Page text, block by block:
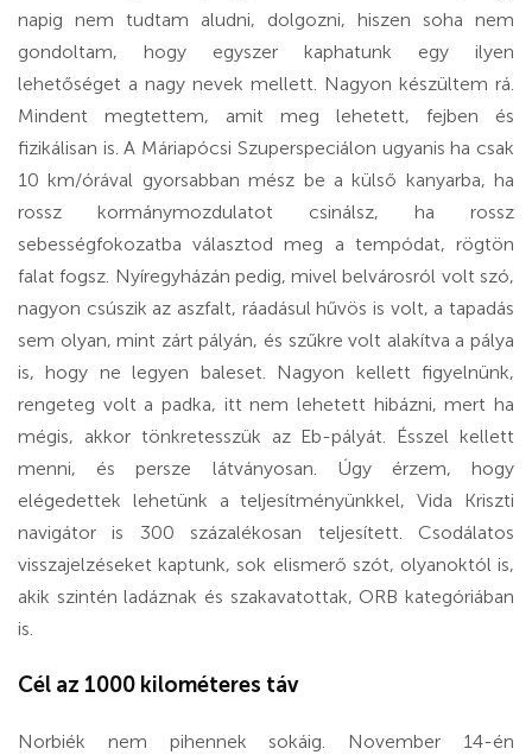
napig nem tudtam aludni, dolgozni, hiszen soha nem
gondoltam, hogy egyszer kaphatunk egy ilyen
lehetőséget a nagy nevek mellett. Nagyon készültem rá.
Mindent megtettem, amit meg lehetett, fejben és
fizikálisan is. A Máriapócsi Szuperspeciálon ugyanis ha csak
10 km/órával gyorsabban mész be a külső kanyarba, ha
rossz kormánymozdulatot csinálsz, ha rossz
sebességfokozatba választod meg a tempódat, rögtön
falat fogsz. Nyíregyházán pedig, mivel belvárosról volt szó,
nagyon csúszik az aszfalt, ráadásul hűvös is volt, a tapadás
sem olyan, mint zárt pályán, és szűkre volt alakítva a pálya
is, hogy ne legyen baleset. Nagyon kellett figyelnünk,
rengeteg volt a padka, itt nem lehetett hibázni, mert ha
mégis, akkor tönkretesszük az Eb-pályát. Ésszel kellett
menni, és persze látványosan. Úgy érzem, hogy
elégedettek lehetünk a teljesítményünkkel, Vida Kriszti
navigátor is 300 százalékosan teljesített. Csodálatos
visszajelzéseket kaptunk, sok elismerő szót, olyanoktól is,
akik szintén ladáznak és szakavatottak, ORB kategóriában
is.
Cél az 1000 kilométeres táv
Norbiék nem pihennek sokáig. November 14-én